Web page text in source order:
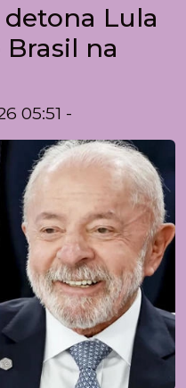
Lula
na
05:51 -